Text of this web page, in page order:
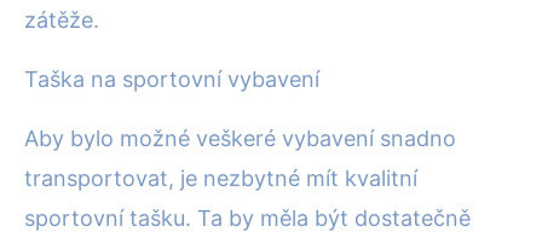
zátěže.
Taška na sportovní vybavení
Aby bylo možné veškeré vybavení snadno
transportovat, je nezbytné mít kvalitní
sportovní tašku. Ta by měla být dostatečně